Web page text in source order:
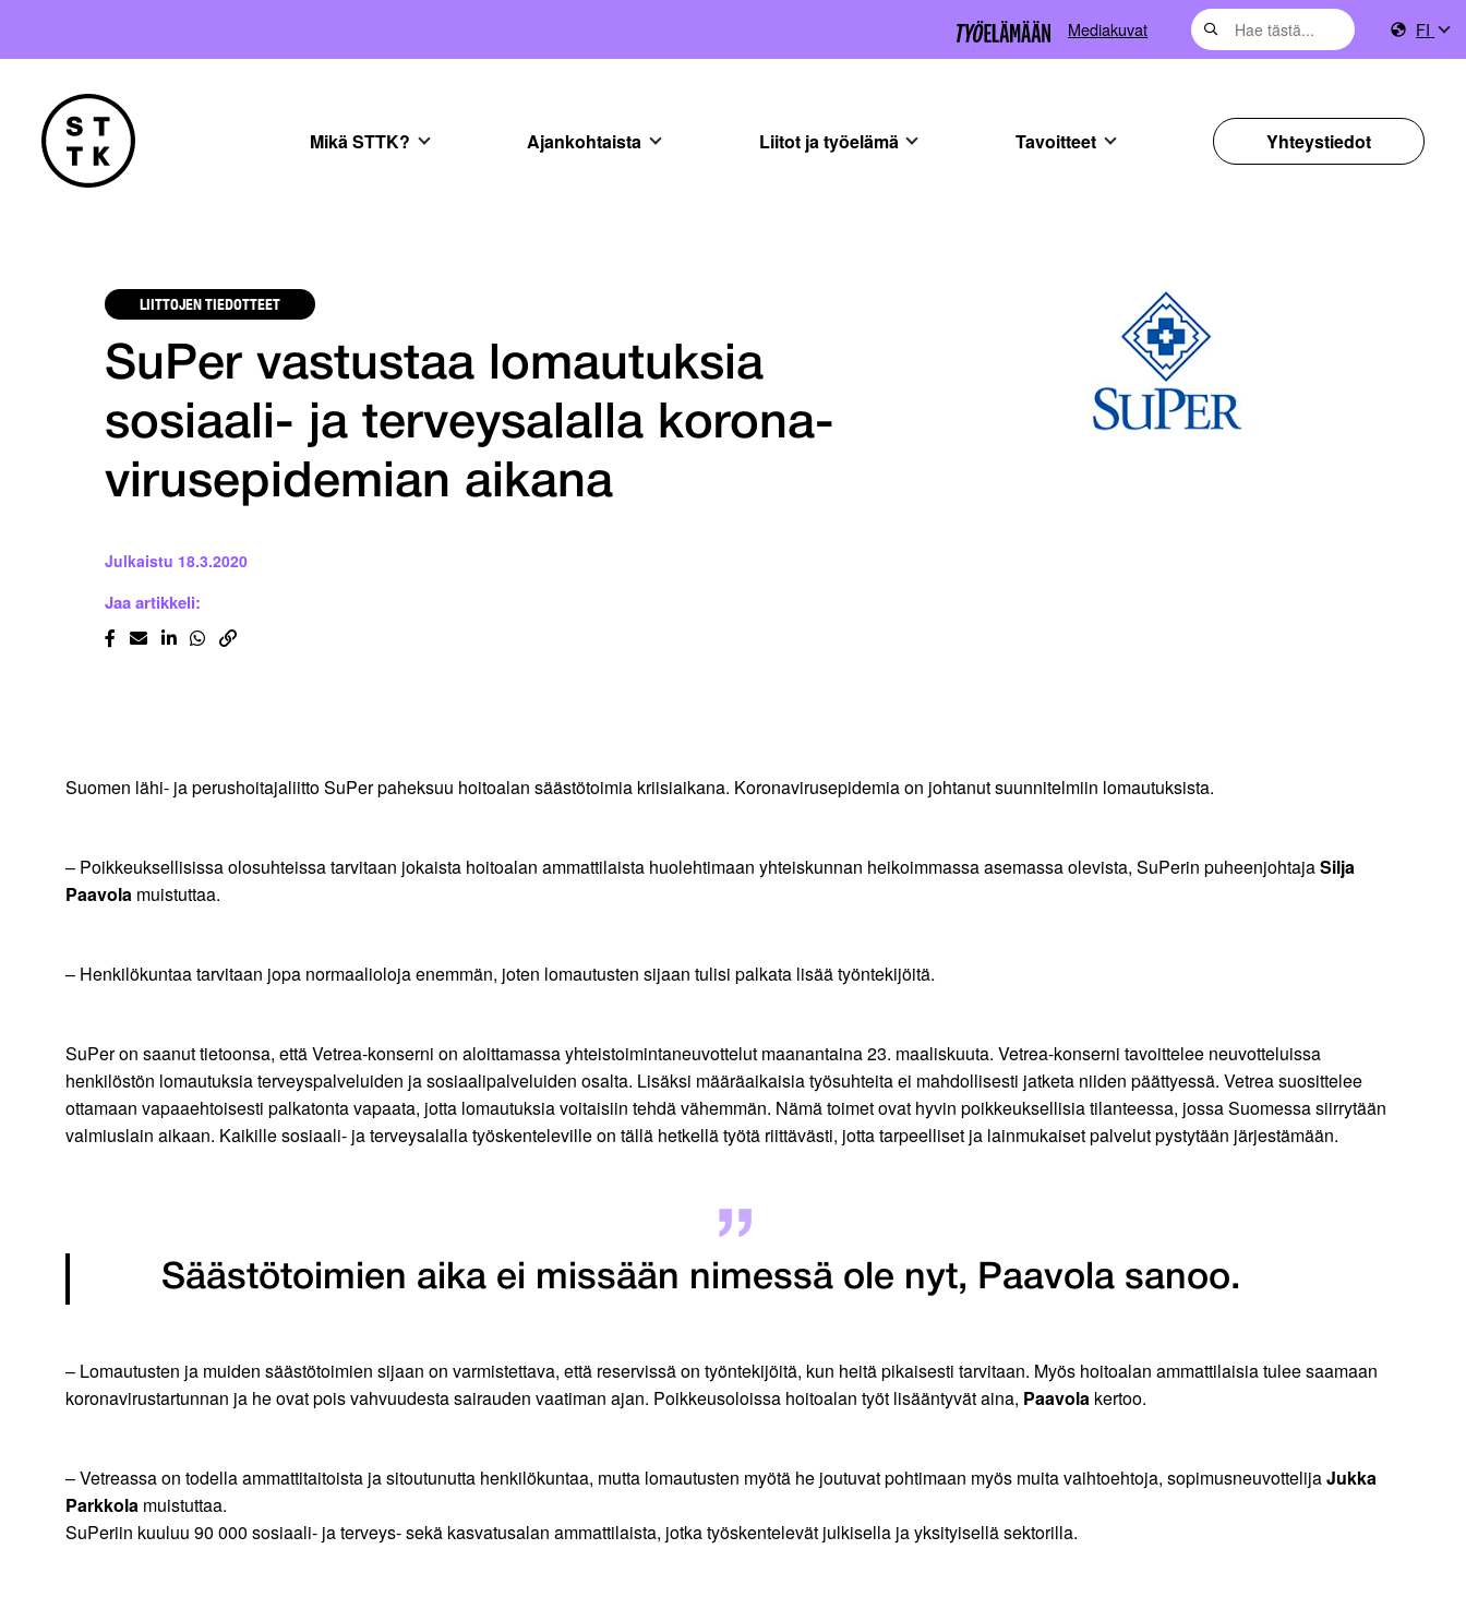
Mediakuvat FI
Mikä STTK? Ajankohtaista Liitot ja työelämä Tavoitteet Yhteystiedot
LIITTOJEN TIEDOTTEET
SuPer vastustaa lomautuksia
sosiaali- ja terveysalalla korona-
virusepidemian aikana
Julkaistu 18.3.2020
Jaa artikkeli:
Suomen lähi- ja perushoitajaliitto SuPer paheksuu hoitoalan säästötoimia kriisiaikana. Koronavirusepidemia on johtanut suunnitelmiin lomautuksista.
– Poikkeuksellisissa olosuhteissa tarvitaan jokaista hoitoalan ammattilaista huolehtimaan yhteiskunnan heikoimmassa asemassa olevista, SuPerin puheenjohtajaSilja
Paavola muistuttaa.
– Henkilökuntaa tarvitaan jopa normaalioloja enemmän, joten lomautusten sijaan tulisi palkata lisää työntekijöitä.
SuPer on saanut tietoonsa, että Vetrea-konserni on aloittamassa yhteistoimintaneuvottelut maanantaina 23. maaliskuuta. Vetrea-konserni tavoittelee neuvotteluissa
henkilöstön lomautuksia terveyspalveluiden ja sosiaalipalveluiden osalta. Lisäksi määräaikaisia työsuhteita ei mahdollisesti jatketa niiden päättyessä. Vetrea suosittelee
ottamaan vapaaehtoisesti palkatonta vapaata, jotta lomautuksia voitaisiin tehdä vähemmän. Nämä toimet ovat hyvin poikkeuksellisia tilanteessa, jossa Suomessa siirrytään
valmiuslain aikaan. Kaikille sosiaali- ja terveysalalla työskenteleville on tällä hetkellä työtä riittävästi, jotta tarpeelliset ja lainmukaiset palvelut pystytään järjestämään.
Säästötoimien aika ei missään nimessä ole nyt, Paavola sanoo.
– Lomautusten ja muiden säästötoimien sijaan on varmistettava, että reservissä on työntekijöitä, kun heitä pikaisesti tarvitaan. Myös hoitoalan ammattilaisia tulee saamaan
koronavirustartunnan ja he ovat pois vahvuudesta sairauden vaatiman ajan. Poikkeusoloissa hoitoalan työt lisääntyvät aina, Paavola kertoo.
– Vetreassa on todella ammattitaitoista ja sitoutunutta henkilökuntaa, mutta lomautusten myötä he joutuvat pohtimaan myös muita vaihtoehtoja, sopimusneuvottelijaJukka
Parkkola muistuttaa.
SuPeriin kuuluu 90 000 sosiaali- ja terveys- sekä kasvatusalan ammattilaista, jotka työskentelevät julkisella ja yksityisellä sektorilla.